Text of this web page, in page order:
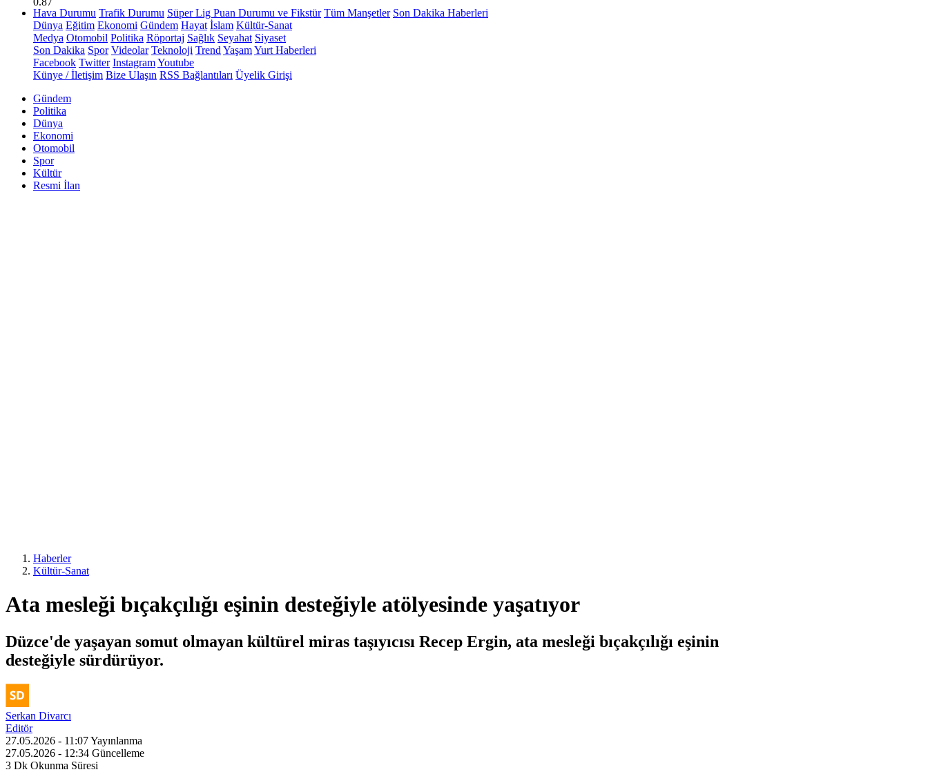
Hava Durumu Trafik Durumu Süper Lig Puan Durumu ve Fikstür Tüm Manşetler Son Dakika Haberleri
Dünya Eğitim Ekonomi Gündem Hayat İslam Kültür-Sanat
Medya Otomobil Politika Röportaj Sağlık Seyahat Siyaset
Son Dakika Spor Videolar Teknoloji Trend YaşamYurt Haberleri
Facebook Twitter InstagramYoutube
Künye / İletişim Bize Ulaşın RSS Bağlantıları Üyelik Girişi
Gündem
Politika
Dünya
Ekonomi
Otomobil
Spor
Kültür
Resmi İlan
Haberler
Kültür-Sanat
Ata mesleği bıçakçılığı eşinin desteğiyle atölyesinde yaşatıyor
Düzce'de yaşayan somut olmayan kültürel miras taşıyıcısı Recep Ergin, ata mesleği bıçakçılığı eşinin
desteğiyle sürdürüyor.
Serkan Divarcı
Editör
27.05.2026 - 11:07Yayınlanma
27.05.2026 - 12:34 Güncelleme
3 Dk Okunma Süresi